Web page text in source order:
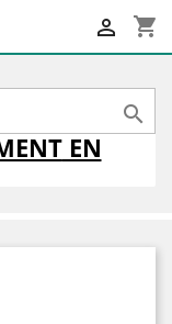
shopping_cart


EN